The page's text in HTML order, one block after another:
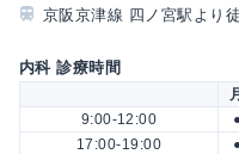
京阪京津線 四ノ宮駅より
内科 診療時間
9:00-12:00
17:00-19:00